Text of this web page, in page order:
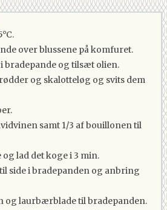
over blussene på komfuret.
bradepande og tilsæt olien.
og skalotteløg og svits dem
samt 1/3 af bouillonen til
lad det koge i 3 min.
side i bradepanden og anbring
og laurbærblade til bradepanden.